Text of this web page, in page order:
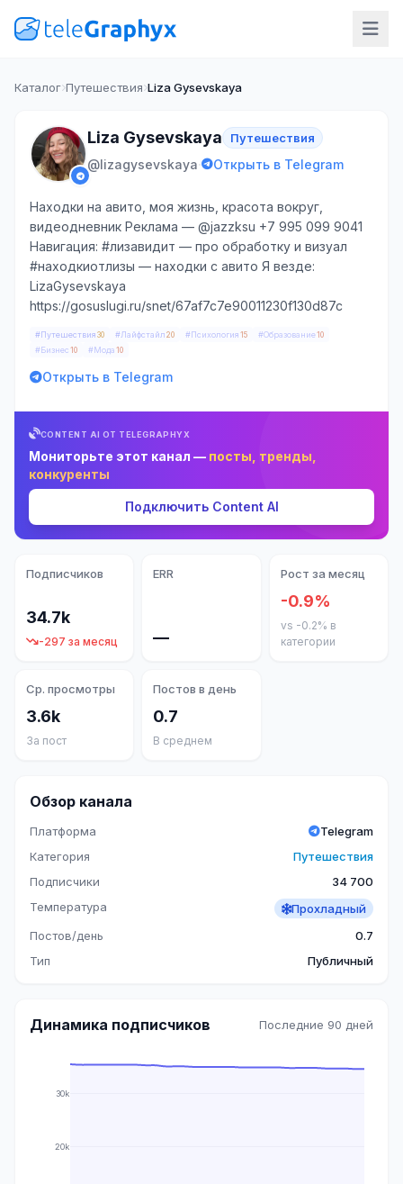
Каталог Путешествия Liza Gysevskaya
Liza Gysevskaya Путешествия
@lizagysevskaya· Открыть в Telegram
Находки на авито, моя жизнь, красота вокруг,
видеодневник Реклама — @jazzksu +7 995 099 9041
Навигация: #лизавидит — про обработку и визуал
#находкиотлизы — находки с авито Я везде:
LizaGysevskaya
https://gosuslugi.ru/snet/67af7c7e90011230f130d87c
#Путешествия 30 #Лайфстайл 20 #Психология 15 #Образование10
#Бизнес 10 #Мода 10
Открыть в Telegram
CONTENT AI ОТ TELEGRAPHYX
Мониторьте этот канал — посты, тренды,
конкуренты
Подключить Content AI
Подписчиков
34.7k
-297 за месяц
ERR
—
Рост за месяц
-0.9%
vs -0.2% в
категории
Ср. просмотры
3.6k
За пост
Постов в день
0.7
В среднем
Обзор канала
Платформа
Telegram
Категория
Путешествия
Подписчики
34 700
Температура
Прохладный
Постов/день
0.7
Тип
Публичный
Динамика подписчиков Последние 90 дней
20k
30k